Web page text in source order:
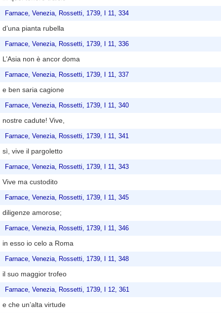
Farnace, Venezia, Rossetti, 1739, I 11, 334
d’una pianta rubella
Farnace, Venezia, Rossetti, 1739, I 11, 336
L’Asia non è ancor doma
Farnace, Venezia, Rossetti, 1739, I 11, 337
e ben saria cagione
Farnace, Venezia, Rossetti, 1739, I 11, 340
nostre cadute! Vive,
Farnace, Venezia, Rossetti, 1739, I 11, 341
sì, vive il pargoletto
Farnace, Venezia, Rossetti, 1739, I 11, 343
Vive ma custodito
Farnace, Venezia, Rossetti, 1739, I 11, 345
diligenze amorose;
Farnace, Venezia, Rossetti, 1739, I 11, 346
in esso io celo a Roma
Farnace, Venezia, Rossetti, 1739, I 11, 348
il suo maggior trofeo
Farnace, Venezia, Rossetti, 1739, I 12, 361
e che un’alta virtude